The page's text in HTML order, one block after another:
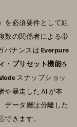
を必須要件として組
数の関係者による帯
バナンスは Everpure
・プリセット機能を
スナップショッ
や暴走した AI が本
データ層は分離した
きます。